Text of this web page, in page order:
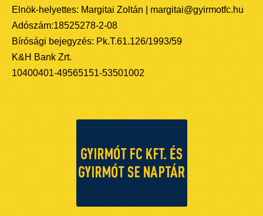
Elnök-helyettes: Margitai Zoltán | margitai@gyirmotfc.hu
Adószám:18525278-2-08
Bírósági bejegyzés: Pk.T.61.126/1993/59
K&H Bank Zrt.
10400401-49565151-53501002